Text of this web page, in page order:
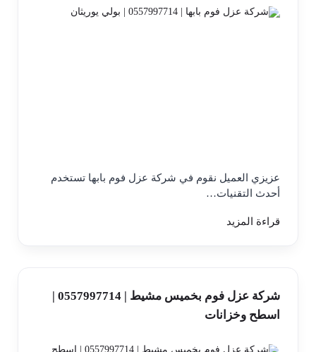
عزيزي العميل نقوم في شركة عزل فوم بابها تستخدم
أحدث التقنيات…
قراءة المزيد
شركة عزل فوم بخميس مشيط | 0557997714 |
اسطح وخزانات